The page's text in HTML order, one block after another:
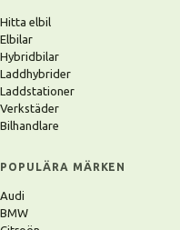
Hitta elbil
Elbilar
Hybridbilar
Laddhybrider
Laddstationer
Verkstäder
Bilhandlare
POPULÄRA MÄRKEN
Audi
BMW